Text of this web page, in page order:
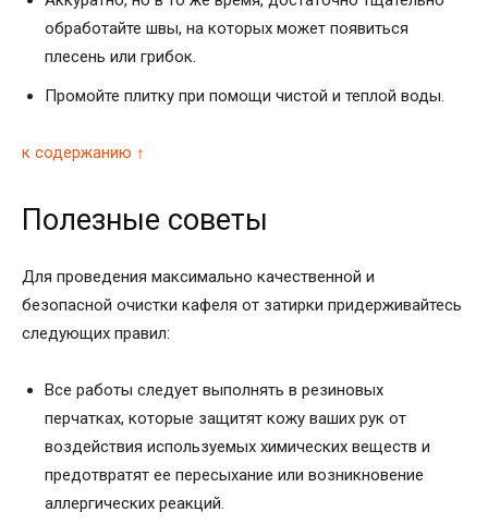
обработайте швы, на которых может появиться
плесень или грибок.
Промойте плитку при помощи чистой и теплой воды.
к содержанию ↑
Полезные советы
Для проведения максимально качественной и
безопасной очистки кафеля от затирки придерживайтесь
следующих правил:
Все работы следует выполнять в резиновых
перчатках, которые защитят кожу ваших рук от
воздействия используемых химических веществ и
предотвратят ее пересыхание или возникновение
аллергических реакций.